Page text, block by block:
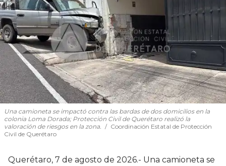
Una camioneta se impactó contra las bardas de dos domicilios en la
colonia Loma Dorada; Protección Civil de Querétaro realizó la
valoración de riesgos en la zona.
Coordinación Estatal de Protección
Civil de Querétaro
Querétaro, 7 de agosto de 2026.- Una camioneta se